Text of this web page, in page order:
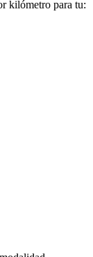
kilómetro para tu: